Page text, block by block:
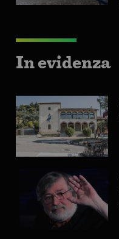
In evidenza